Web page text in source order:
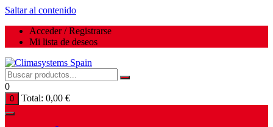
Saltar al contenido
Acceder / Registrarse
Mi lista de deseos
0
0 Total: 0,00 €